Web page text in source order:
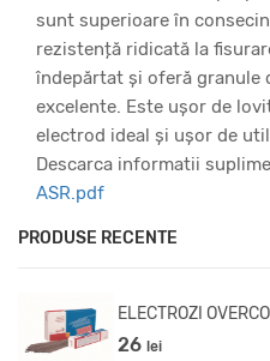
PRODUSE RECENTE
ELECTROZI
26 lei
sunt superioare în
rezistență ridicată la
îndepărtat și oferă granule
excelente. Este ușor de
electrod ideal și ușor de
Descarca informatii
ASR.pdf